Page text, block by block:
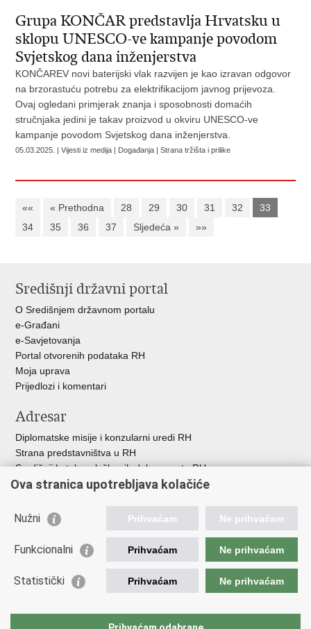
Grupa KONČAR predstavlja Hrvatsku u
sklopu UNESCO-ve kampanje povodom
Svjetskog dana inženjerstva
KONČAREV novi baterijski vlak razvijen je kao izravan odgovor
na brzorastuću potrebu za elektrifikacijom javnog prijevoza.
Ovaj ogledani primjerak znanja i sposobnosti domaćih
stručnjaka jedini je takav proizvod u okviru UNESCO-ve
kampanje povodom Svjetskog dana inženjerstva.
05.03.2025. | Vijesti iz medija | Događanja | Strana tržišta i prilike
«« « Prethodna 28 29 30 31 32
33
34
35 36 37 Sljedeća » »»
Središnji državni portal
O Središnjem državnom portalu
e-Građani
e-Savjetovanja
Portal otvorenih podataka RH
Moja uprava
Prijedlozi i komentari
Adresar
Diplomatske misije i konzularni uredi RH
Strana predstavništva u RH
Središnji katalog službenih dokumenata RH
Adresar tijela javne vlasti
Besplatni telefoni javne uprave
Korisne poveznice
Hrvatska gospodarska komora
Hrvatska obrtnička komora
Ova stranica upotrebljava kolačiće
Nužni Prihvaćam Ne prihvaćam
Funkcionalni Prihvaćam Ne prihvaćam
Statistički Prihvaćam Ne prihvaćam